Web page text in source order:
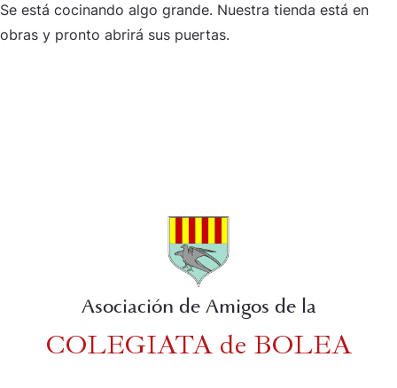
Se está cocinando algo grande. Nuestra tienda está en
obras y pronto abrirá sus puertas.
Asociación de Amigos de la
COLEGIATA de BOLEA